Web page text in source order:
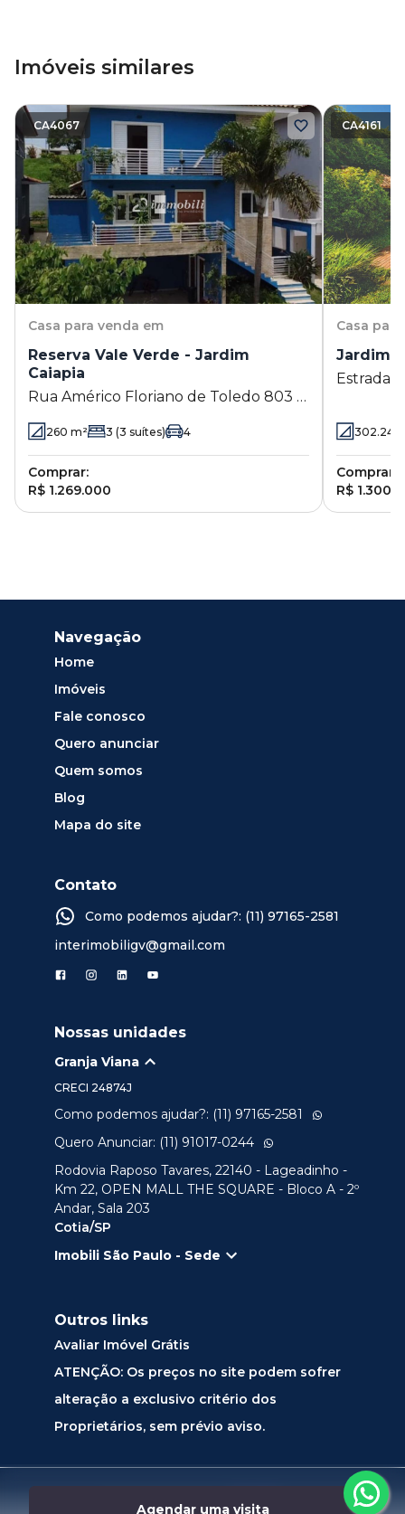
Agendar uma visita
Imóveis similares
CA4067
Casa para venda em
Reserva Vale Verde - Jardim
Caiapia
Rua Américo Floriano de Toledo 803 -
Jardim Caiapia - Cotia - SP
260 m² 3 (3 suítes) 4
Comprar:
R$ 1.269.000
CA4161
Casa
Jardim
Estrada
302.24
Comprar:
R$
Navegação
Home
Imóveis
Fale conosco
Quero anunciar
Quem somos
Blog
Mapa do site
Contato
Como podemos ajudar?: (11) 97165-2581
interimobiligv@gmail.com
Nossas unidades
Granja Viana
CRECI 24874J
Como podemos ajudar?: (11) 97165-2581
Quero Anunciar: (11) 91017-0244
Rodovia Raposo Tavares, 22140 - Lageadinho -
Km 22, OPEN MALL THE SQUARE - Bloco A - 2º
Andar, Sala 203
Cotia/SP
Imobili São Paulo - Sede
Outros links
Avaliar Imóvel Grátis
ATENÇÃO: Os preços no site podem sofrer
alteração a exclusivo critério dos
Proprietários, sem prévio aviso.
Desenvolvido por